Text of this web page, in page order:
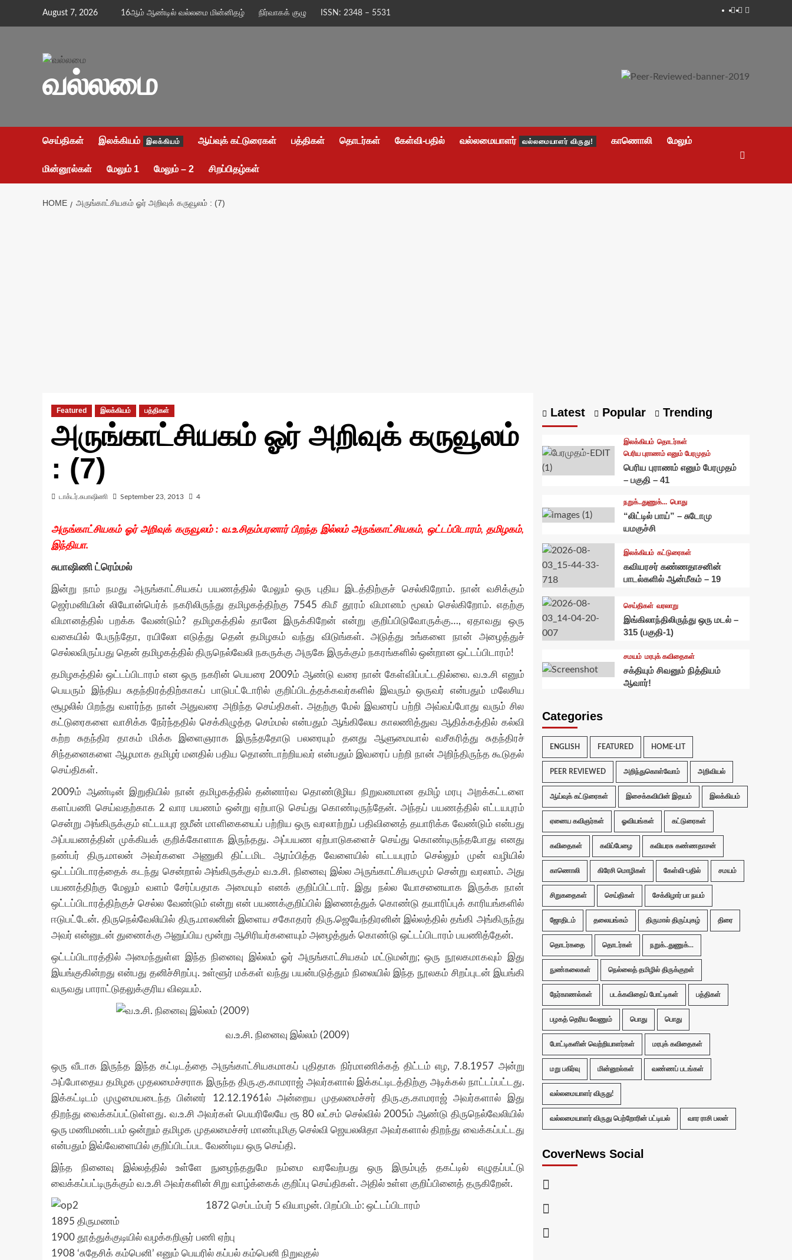
August 7, 2026 16ஆம் ஆண்டில் வல்லமை மின்னிதழ் நிர்வாகக் குழு ISSN: 2348 – 5531 Facebook
Twitter
Youtube
வல்லமை
செய்திகள் இலக்கியம் இலக்கியம் ஆய்வுக் கட்டுரைகள் பத்திகள் தொடர்கள் கேள்வி-பதில் வல்லமையாளர் வல்லமையாளர் விருது! காணொலி மேலும்
மின்னூல்கள் மேலும் 1 மேலும் – 2 சிறப்பிதழ்கள்
HOME அருங்காட்சியகம் ஓர் அறிவுக் கருவூலம் : (7)
Featured இலக்கியம் பத்திகள்
அருங்காட்சியகம் ஓர் அறிவுக் கருவூலம்
: (7)
டாக்டர்.சுபாஷிணி September 23, 2013 4
அருங்காட்சியகம் ஓர் அறிவுக் கருவூலம் : வ.உ.சிதம்பரனார் பிறந்த இல்லம் அருங்காட்சியகம், ஒட்டப்பிடாரம், தமிழகம்,
இந்தியா.
சுபாஷிணி ட்ரெம்மல்
இன்று நாம் நமது அருங்காட்சியகப் பயணத்தில் மேலும் ஒரு புதிய இடத்திற்குச் செல்கிறோம். நான் வசிக்கும்
ஜெர்மனியின் லியோன்பெர்க் நகரிலிருந்து தமிழகத்திற்கு 7545 கிமீ தூரம் விமானம் மூலம் செல்கிறோம். எதற்கு
விமானத்தில் பறக்க வேண்டும்? தமிழகத்தில் தானே இருக்கிறேன் என்று குறிப்பிடுவோருக்கு…, ஏதாவது ஒரு
வகையில் பேருந்தோ, ரயிலோ எடுத்து தென் தமிழகம் வந்து விடுங்கள். அடுத்து உங்களை நான் அழைத்துச்
செல்லவிருப்பது தென் தமிழகத்தில் திருநெல்வேலி நகருக்கு அருகே இருக்கும் நகரங்களில் ஒன்றான ஒட்டப்பிடாரம்!
தமிழகத்தில் ஒட்டப்பிடாரம் என ஒரு நகரின் பெயரை 2009ம் ஆண்டு வரை நான் கேள்விப்பட்டதில்லை. வ.உ.சி எனும்
பெயரும் இந்திய சுதந்திரத்திற்காகப் பாடுபட்டோரில் குறிப்பிடத்தக்கவர்களில் இவரும் ஒருவர் என்பதும் மலேசிய
சூழலில் பிறந்து வளர்ந்த நான் அதுவரை அறிந்த செய்திகள். அதற்கு மேல் இவரைப் பற்றி அவ்வப்போது வரும் சில
கட்டுரைகளை வாசிக்க நேர்ந்ததில் செக்கிழுத்த செம்மல் என்பதும் ஆங்கிலேய காலணித்துவ ஆதிக்கத்தில் கல்வி
கற்ற சுதந்திர தாகம் மிக்க இளைஞராக இருந்ததோடு பலரையும் தனது ஆளுமையால் வசீகரித்து சுதந்திரச்
சிந்தனைகளை ஆழமாக தமிழர் மனதில் பதிய தொண்டாற்றியவர் என்பதும் இவரைப் பற்றி நான் அறிந்திருந்த கூடுதல்
செய்திகள்.
2009ம் ஆண்டின் இறுதியில் நான் தமிழகத்தில் தன்னார்வ தொண்டூழிய நிறுவனமான தமிழ் மரபு அறக்கட்டளை
களப்பணி செய்வதற்காக 2 வார பயணம் ஒன்று ஏற்பாடு செய்து கொண்டிருந்தேன். அந்தப் பயணத்தில் எட்டயபுரம்
சென்று அங்கிருக்கும் எட்டயபுர ஜமீன் மாளிகையைப் பற்றிய ஒரு வரலாற்றுப் பதிவினைத் தயாரிக்க வேண்டும் என்பது
அப்பயணத்தின் முக்கியக் குறிக்கோளாக இருந்தது. அப்பயண ஏற்பாடுகளைச் செய்து கொண்டிருந்தபோது எனது
நண்பர் திரு.மாலன் அவர்களை அணுகி திட்டமிட ஆரம்பித்த வேளையில் எட்டயபுரம் செல்லும் முன் வழியில்
ஒட்டப்பிடாரத்தைக் கடந்து சென்றால் அங்கிருக்கும் வ.உ.சி. நினைவு இல்ல அருங்காட்சியகமும் சென்று வரலாம். அது
பயணத்திற்கு மேலும் வளம் சேர்ப்பதாக அமையும் எனக் குறிப்பிட்டார். இது நல்ல யோசனையாக இருக்க நான்
ஒட்டப்பிடாரத்திற்குச் செல்ல வேண்டும் என்று என் பயணக்குறிப்பில் இணைத்துக் கொண்டு தயாரிப்புக் காரியங்களில்
ஈடுபட்டேன். திருநெல்வேலியில் திரு.மாலனின் இளைய சகோதரர் திரு.ஜெயேந்திரனின் இல்லத்தில் தங்கி அங்கிருந்து
அவர் என்னுடன் துணைக்கு அனுப்பிய மூன்று ஆசிரியர்களையும் அழைத்துக் கொண்டு ஒட்டப்பிடாரம் பயணித்தேன்.
ஒட்டப்பிடாரத்தில் அமைந்துள்ள இந்த நினைவு இல்லம் ஓர் அருங்காட்சியகம் மட்டுமன்று; ஒரு நூலகமாகவும் இது
இயங்குகின்றது என்பது தனிச்சிறப்பு. உள்ளூர் மக்கள் வந்து பயன்படுத்தும் நிலையில் இந்த நூலகம் சிறப்புடன் இயங்கி
வருவது பாராட்டுதலுக்குரிய விஷயம்.
வ.உ.சி. நினைவு இல்லம் (2009)
ஒரு வீடாக இருந்த இந்த கட்டிடத்தை அருங்காட்சியகமாகப் புதிதாக நிர்மாணிக்கத் திட்டம் எழ, 7.8.1957 அன்று
அப்போதைய தமிழக முதலமைச்சராக இருந்த திரு.கு.காமராஜ் அவர்களால் இக்கட்டிடத்திற்கு அடிக்கல் நாட்டப்பட்டது.
இக்கட்டிடம் முழுமையடைந்த பின்னர் 12.12.1961ல் அன்றைய முதலமைச்சர் திரு.கு.காமராஜ் அவர்களால் இது
திறந்து வைக்கப்பட்டுள்ளது. வ.உ.சி அவர்கள் பெயரிலேயே ரூ 80 லட்சம் செல்வில் 2005ம் ஆண்டு திருநெல்வேலியில்
ஒரு மணிமண்டபம் ஒன்றும் தமிழக முதலமைச்சர் மாண்புமிகு செல்வி ஜெயலலிதா அவர்களால் திறந்து வைக்கப்பட்டது
என்பதும் இவ்வேளையில் குறிப்பிடப்பட வேண்டிய ஒரு செய்தி.
இந்த நினைவு இல்லத்தில் உள்ளே நுழைந்ததுமே நம்மை வரவேற்பது ஒரு இரும்புத் தகட்டில் எழுதப்பட்டு
வைக்கப்பட்டிருக்கும் வ.உ.சி அவர்களின் சிறு வாழ்க்கைக் குறிப்பு செய்திகள். அதில் உள்ள குறிப்பினைத் தருகிறேன்.
1872 செப்டம்பர் 5 வியாழன். பிறப்பிடம்: ஒட்டப்பிடாரம்
1895 திருமணம்
1900 தூத்துக்குடியில் வழக்கறிஞர் பணி ஏற்பு
1908 ‘சுதேசிக் கம்பெனி’ எனும் பெயரில் கப்பல் கம்பெனி நிறுவுதல்
Latest Popular Trending
இலக்கியம் தொடர்கள்
பெரிய புராணம் எனும் பேரமுதம்
பெரிய புராணம் எனும் பேரமுதம்
– பகுதி – 41
நறுக்..துணுக்... பொது
“லிட்டில் பாய்” – சுடோமு
யமகுச்சி
இலக்கியம் கட்டுரைகள்
கவியரசர் கண்ணதாசனின்
பாடல்களில் ஆன்மீகம் – 19
செய்திகள் வரலாறு
இங்கிலாந்திலிருந்து ஒரு மடல் –
315 (பகுதி-1)
சமயம் மரபுக் கவிதைகள்
சக்தியும் சிவனும் நித்தியம்
ஆவார்!
Categories
ENGLISH FEATURED HOME-LIT
PEER REVIEWED அறிந்துகொள்வோம் அறிவியல்
ஆய்வுக் கட்டுரைகள் இசைக்கவியின் இதயம் இலக்கியம்
ஏனைய கவிஞர்கள் ஓவியங்கள் கட்டுரைகள்
கவிதைகள் கவிப்பேழை கவியரசு கண்ணதாசன்
காணொலி கிரேசி மொழிகள் கேள்வி-பதில் சமயம்
சிறுகதைகள் செய்திகள் சேக்கிழார் பா நயம்
ஜோதிடம் தலையங்கம் திருமால் திருப்புகழ் திரை
தொடர்கதை தொடர்கள் நறுக்..துணுக்...
நுண்கலைகள் நெல்லைத் தமிழில் திருக்குறள்
நேர்காணல்கள் படக்கவிதைப் போட்டிகள் பத்திகள்
பழகத் தெரிய வேணும் பொது பொது
போட்டிகளின் வெற்றியாளர்கள் மரபுக் கவிதைகள்
மறு பகிர்வு மின்னூல்கள் வண்ணப் படங்கள்
வல்லமையாளர் விருது!
வல்லமையாளர் விருது பெற்றோரின் பட்டியல் வார ராசி பலன்
CoverNews Social